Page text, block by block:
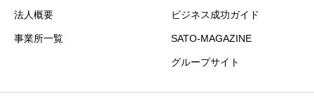
法人概要
事業所一覧
ビジネス成功ガイド
SATO-MAGAZINE
グループサイト